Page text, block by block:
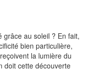
au soleil ? En fait,
bien particulière,
la lumière du
doit cette découverte